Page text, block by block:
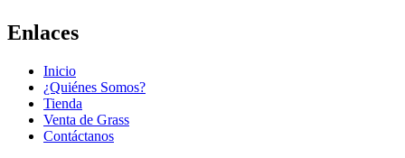
Enlaces
Inicio
¿Quiénes Somos?
Tienda
Venta de Grass
Contáctanos